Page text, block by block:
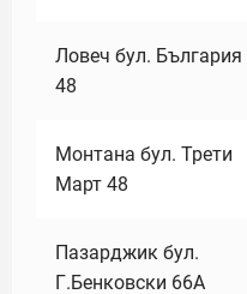
Ловеч бул. България
48
Монтана бул. Трети
Март 48
Пазарджик бул.
Г.Бенковски 66А